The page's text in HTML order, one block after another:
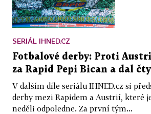
SERIÁL IHNED.CZ
Fotbalové derby: Proti
za Rapid Pepi Bican a dal
V dalším díle seriálu IHNED.cz si
derby mezi Rapidem a Austrií, které
neděli odpoledne. Za první tým...